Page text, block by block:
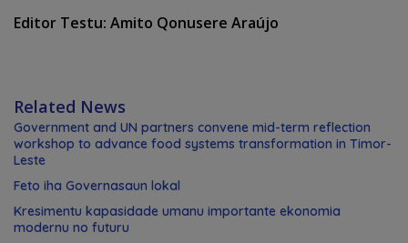
Editor Testu: Amito Qonusere Araújo
Related News
Government and UN partners convene mid-term reflection
workshop to advance food systems transformation in Timor-
Leste
Feto iha Governasaun lokal
Kresimentu kapasidade umanu importante ekonomia
modernu no futuru